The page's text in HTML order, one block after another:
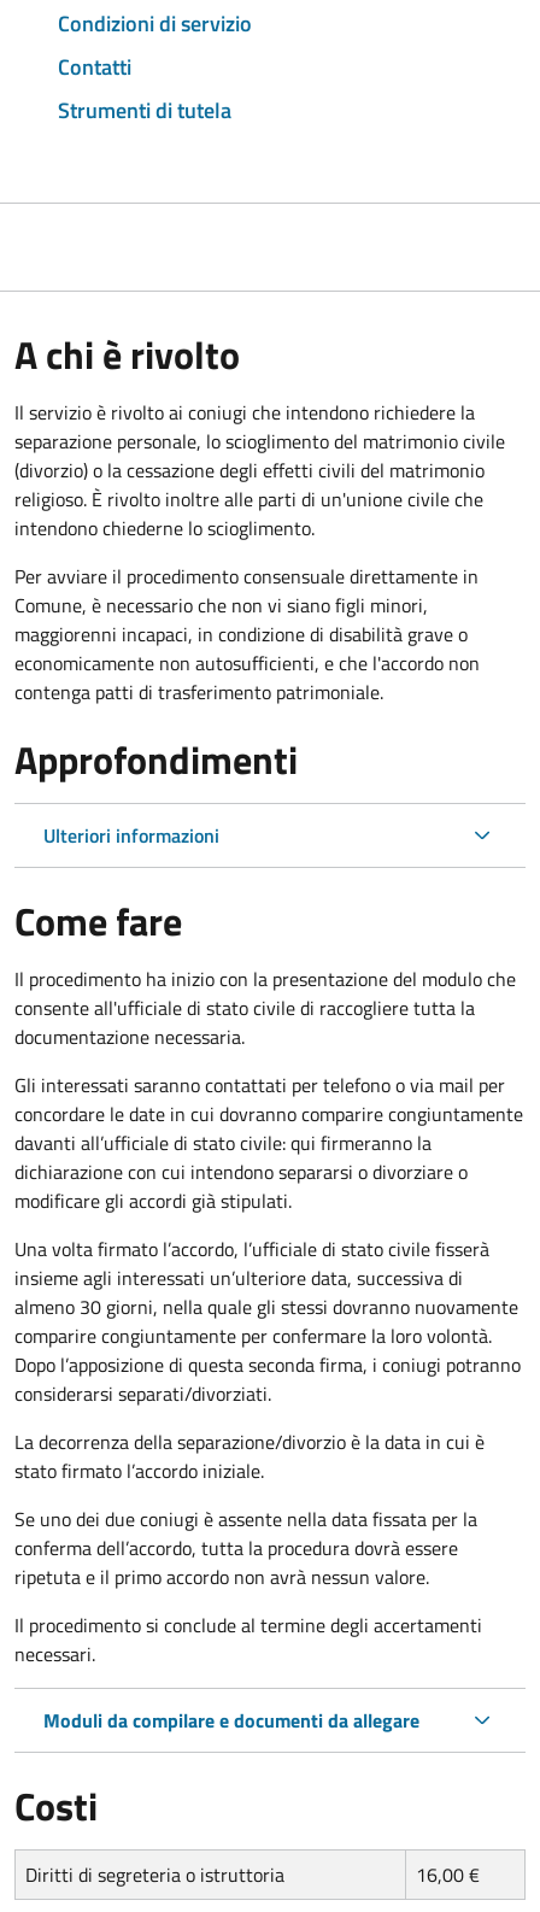
Condizioni di servizio
Contatti
Strumenti di tutela
A chi è rivolto
Il servizio è rivolto ai coniugi che intendono richiedere la
separazione personale, lo scioglimento del matrimonio civile
(divorzio) o la cessazione degli effetti civili del matrimonio
religioso. È rivolto inoltre alle parti di un'unione civile che
intendono chiederne lo scioglimento.
Per avviare il procedimento consensuale direttamente in
Comune, è necessario che non vi siano figli minori,
maggiorenni incapaci, in condizione di disabilità grave o
economicamente non autosufficienti, e che l'accordo non
contenga patti di trasferimento patrimoniale.
Approfondimenti
Ulteriori informazioni
Come fare
Il procedimento ha inizio con la presentazione del modulo che
consente all'ufficiale di stato civile di raccogliere tutta la
documentazione necessaria.
Gli interessati saranno contattati per telefono o via mail per
concordare le date in cui dovranno comparire congiuntamente
davanti all’ufficiale di stato civile: qui firmeranno la
dichiarazione con cui intendono separarsi o divorziare o
modificare gli accordi già stipulati.
Una volta firmato l’accordo, l’ufficiale di stato civile fisserà
insieme agli interessati un’ulteriore data, successiva di
almeno 30 giorni, nella quale gli stessi dovranno nuovamente
comparire congiuntamente per confermare la loro volontà.
Dopo l’apposizione di questa seconda firma, i coniugi potranno
considerarsi separati/divorziati.
La decorrenza della separazione/divorzio è la data in cui è
stato firmato l’accordo iniziale.
Se uno dei due coniugi è assente nella data fissata per la
conferma dell’accordo, tutta la procedura dovrà essere
ripetuta e il primo accordo non avrà nessun valore.
Il procedimento si conclude al termine degli accertamenti
necessari.
Moduli da compilare e documenti da allegare
Costi
Diritti di segreteria o istruttoria 16,00 €